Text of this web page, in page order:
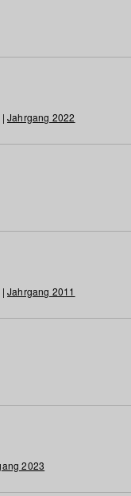
Jahrgang 2022
Jahrgang 2011
2023